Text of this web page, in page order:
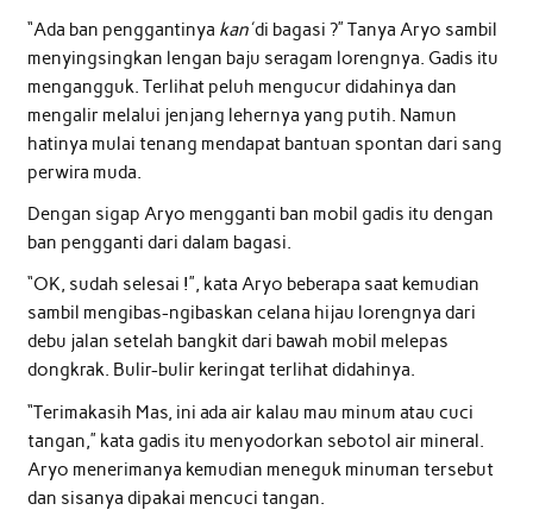
“Ada ban penggantinya kan’di bagasi ?” Tanya Aryo sambil
menyingsingkan lengan baju seragam lorengnya. Gadis itu
mengangguk. Terlihat peluh mengucur didahinya dan
mengalir melalui jenjang lehernya yang putih. Namun
hatinya mulai tenang mendapat bantuan spontan dari sang
perwira muda.
Dengan sigap Aryo mengganti ban mobil gadis itu dengan
ban pengganti dari dalam bagasi.
“OK, sudah selesai !”, kata Aryo beberapa saat kemudian
sambil mengibas-ngibaskan celana hijau lorengnya dari
debu jalan setelah bangkit dari bawah mobil melepas
dongkrak. Bulir-bulir keringat terlihat didahinya.
“Terimakasih Mas, ini ada air kalau mau minum atau cuci
tangan,” kata gadis itu menyodorkan sebotol air mineral.
Aryo menerimanya kemudian meneguk minuman tersebut
dan sisanya dipakai mencuci tangan.